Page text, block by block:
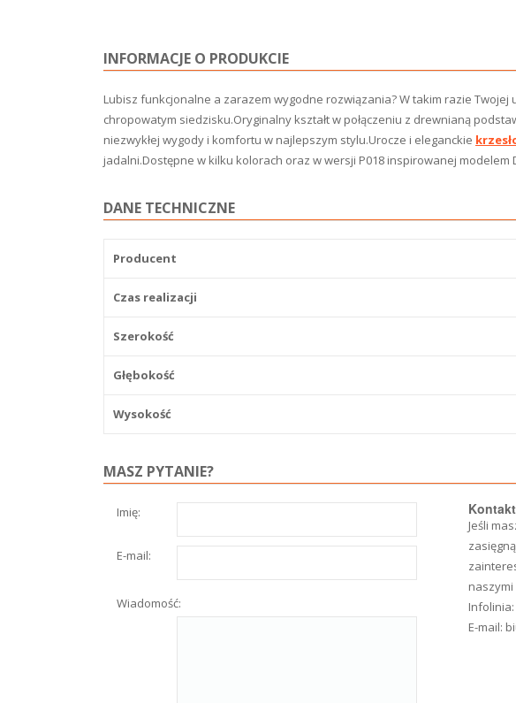
INFORMACJE O PRODUKCIE
Lubisz funkcjonalne a zarazem wygodne rozwiązania? W takim razie
chropowatym siedzisku.Oryginalny kształt w połączeniu z drewnianą
niezwykłej wygody i komfortu w najlepszym stylu.Urocze i eleganckie
jadalni.Dostępne w kilku kolorach oraz w wersji P018 inspirowanej modelem
DANE TECHNICZNE
Producent
Czas realizacji
Szerokość
Głębokość
Wysokość
MASZ PYTANIE?
Imię:
E-mail:
Wiadomość:
Kontakt
Jeśli
E-mail: